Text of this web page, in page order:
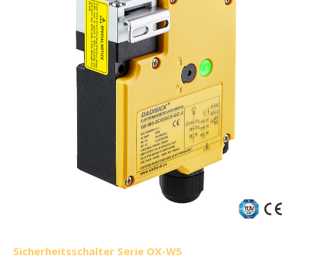
Sicherheitsschalter Serie OX-W5